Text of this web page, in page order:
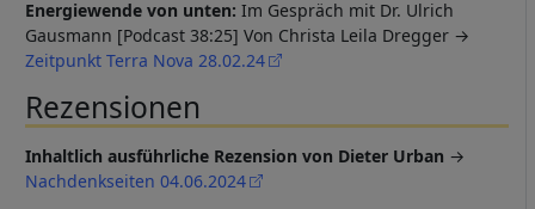
Energiewende von unten: Im Gespräch mit Dr. Ulrich
Gausmann [Podcast 38:25] Von Christa Leila Dregger →
Zeitpunkt Terra Nova 28.02.24
Rezensionen
Inhaltlich ausführliche Rezension von Dieter Urban
Nachdenkseiten 04.06.2024